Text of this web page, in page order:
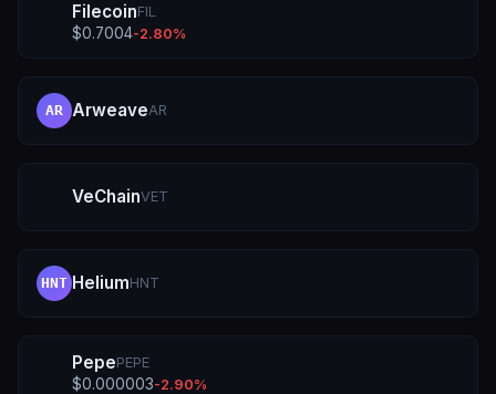
FilecoinFIL
$0.7004-2.80%
AR ArweaveAR
VeChainVET
HNT HeliumHNT
PepePEPE
$0.000003-2.90%